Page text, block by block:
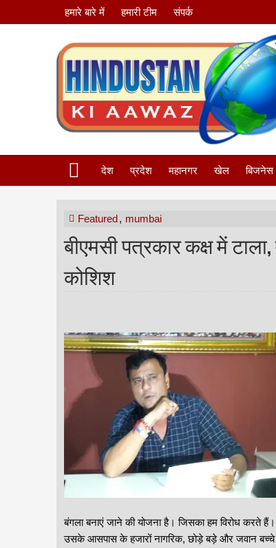
हमारे बारे में हमारी टीम संपर्क
देश प्रदेश महानगर खेल बिजनेस
Featured, mumbai
बीएमसी पत्रकार कक्ष में
कोशिश
बंगला बनाएं जाने की योजना है। जिसका हम विरोध करते
उसके आसपास के हजारों नागरिक, छोड़े बड़े और जवान